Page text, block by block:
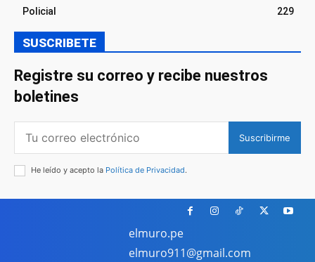
Policial
229
SUSCRIBETE
Registre su correo y recibe nuestros
boletines
Suscribirme
He leído y acepto la Política de Privacidad.
elmuro.pe
elmuro911@gmail.com